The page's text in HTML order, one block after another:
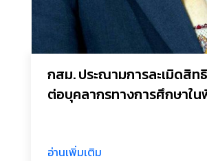
กสม. ประณามการละเมิดสิ
ต่อบุคลากรทางการศึกษาใ
อ่านเพิ่มเติม